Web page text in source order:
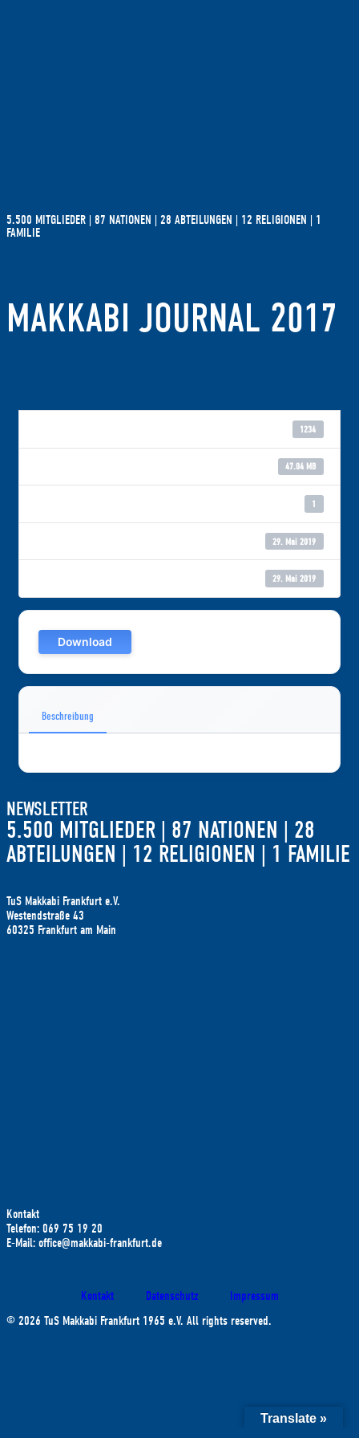
5.500 MITGLIEDER | 87 NATIONEN | 28 ABTEILUNGEN | 12 RELIGIONEN | 1
FAMILIE
MAKKABI JOURNAL 2017
1234
47.04 MB
1
29. Mai 2019
29. Mai 2019
Download
Beschreibung
NEWSLETTER
5.500 MITGLIEDER | 87 NATIONEN | 28
ABTEILUNGEN | 12 RELIGIONEN | 1 FAMILIE
TuS Makkabi Frankfurt e.V.
Westendstraße 43
60325 Frankfurt am Main
Kontakt
Telefon: 069 75 19 20
E-Mail: office@makkabi-frankfurt.de
Kontakt Datenschutz
Impressum
© 2026 TuS Makkabi Frankfurt 1965 e.V. All rights reserved.
Translate »